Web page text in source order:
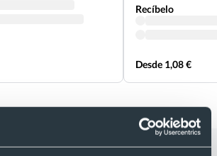
Recíbelo
Desde 1,08 €